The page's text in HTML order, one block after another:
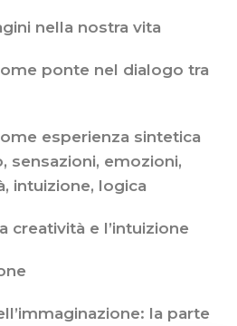
nella nostra vita
ponte nel dialogo tra
esperienza sintetica
sensazioni, emozioni,
intuizione, logica
creatività e l’intuizione
la parte